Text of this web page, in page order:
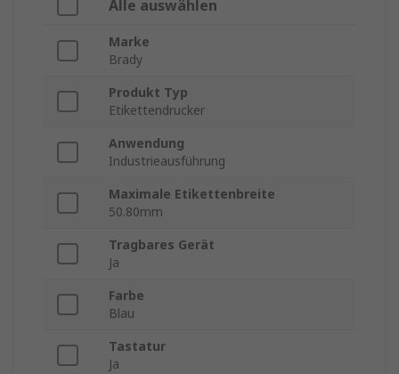
Alle auswählen
Marke
Brady
Produkt Typ
Etikettendrucker
Anwendung
Industrieausführung
Maximale Etikettenbreite
50.80mm
Tragbares Gerät
Ja
Farbe
Blau
Tastatur
Ja